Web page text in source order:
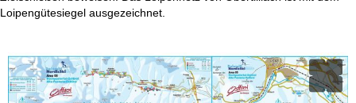
Loipengütesiegel ausgezeichnet.